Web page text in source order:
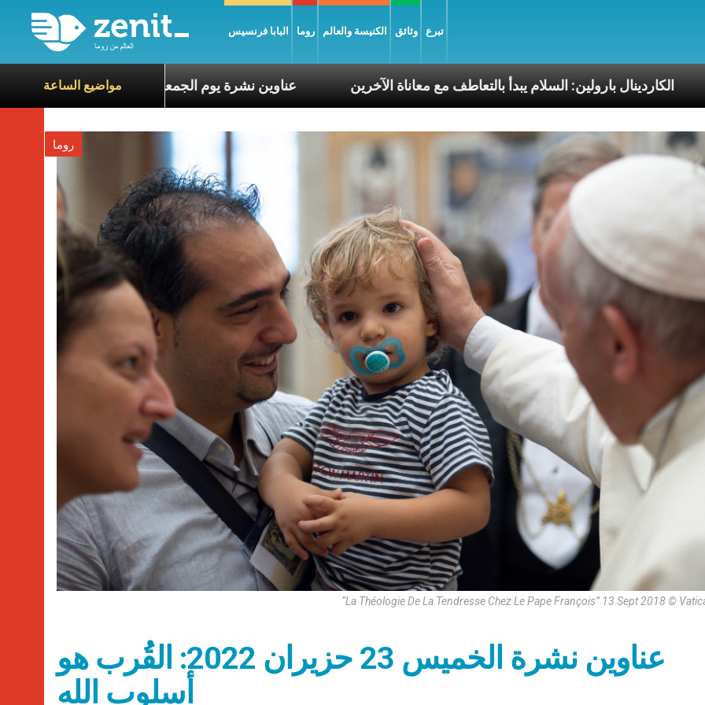
البابا فرنسيس روما الكنيسة والعالم وثائق تبرع
مواضيع الساعة
عناوين نشرة يوم الجمعة 7 آب 2026: السلام يُبنى بصبر يومًا بعد يوم الكاردينال بارولين: السلام يبدأ بالتعاطف مع معاناة الآخرين الرسوليّة
روما
“La Théologie De La Tendresse Chez Le Pape François” 13 Sept 2018 ©
عناوين نشرة الخميس 23 حزيران 2022: القُرب هو
أسلوب الله